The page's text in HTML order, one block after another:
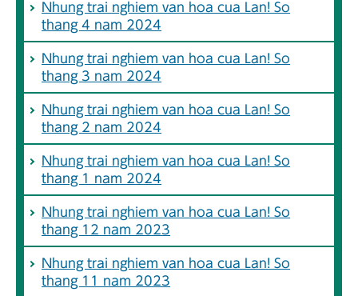
Nhung trai nghiem van hoa cua Lan! So
thang 4 nam 2024
Nhung trai nghiem van hoa cua Lan! So
thang 3 nam 2024
Nhung trai nghiem van hoa cua Lan! So
thang 2 nam 2024
Nhung trai nghiem van hoa cua Lan! So
thang 1 nam 2024
Nhung trai nghiem van hoa cua Lan! So
thang 12 nam 2023
Nhung trai nghiem van hoa cua Lan! So
thang 11 nam 2023